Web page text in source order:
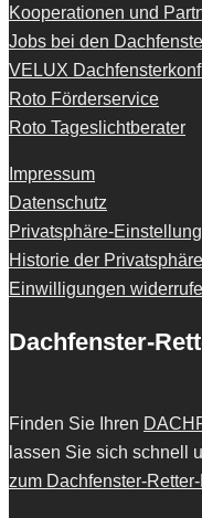
Kooperationen und
Jobs bei den
VELUX
Roto Förderservice
Roto Tageslichtberater
Impressum
Datenschutz
Privatsphäre-
Historie der
Einwilligungen
Dachfenster-
Finden Sie Ihren
lassen Sie sich schnell
zum Dachfenster-